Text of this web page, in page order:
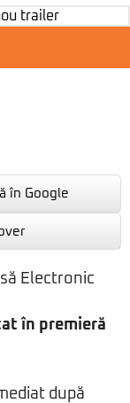
în Google
Electronic
în premieră
după